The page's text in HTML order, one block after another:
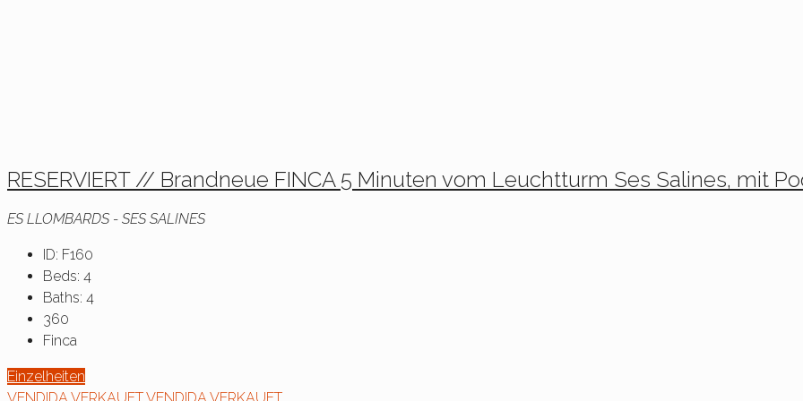
RESERVIERT // Brandneue FINCA 5 Minuten vom Leuchtturm Ses Salines, mit
ES LLOMBARDS - SES SALINES
ID: F160
Beds: 4
Baths: 4
360
Finca
Einzelheiten
VENDIDA VERKAUFTVENDIDA VERKAUFT